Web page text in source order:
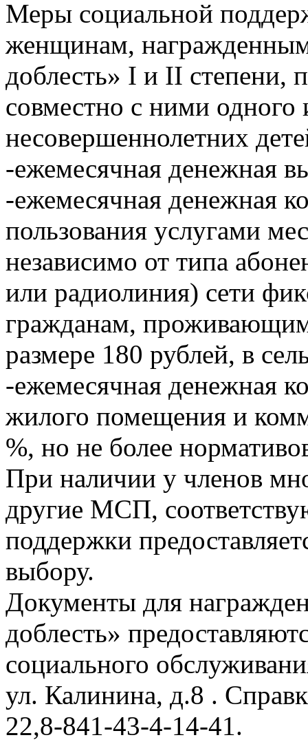
Меры социальной
женщинам,
доблесть» I и II
совместно с ними одного
несовершеннолетних
-ежемесячная денежная
-ежемесячная денежная
пользования услугами
независимо от типа
или радиолиния) сети
гражданам,
размере 180 рублей, в
-ежемесячная денежная
жилого помещения и
%, но не более
При наличии у членов
другие МСП,
поддержки
выбору.
Документы для
доблесть»
социального
ул. Калинина, д.8 .
22,8-841-43-4-14-41.